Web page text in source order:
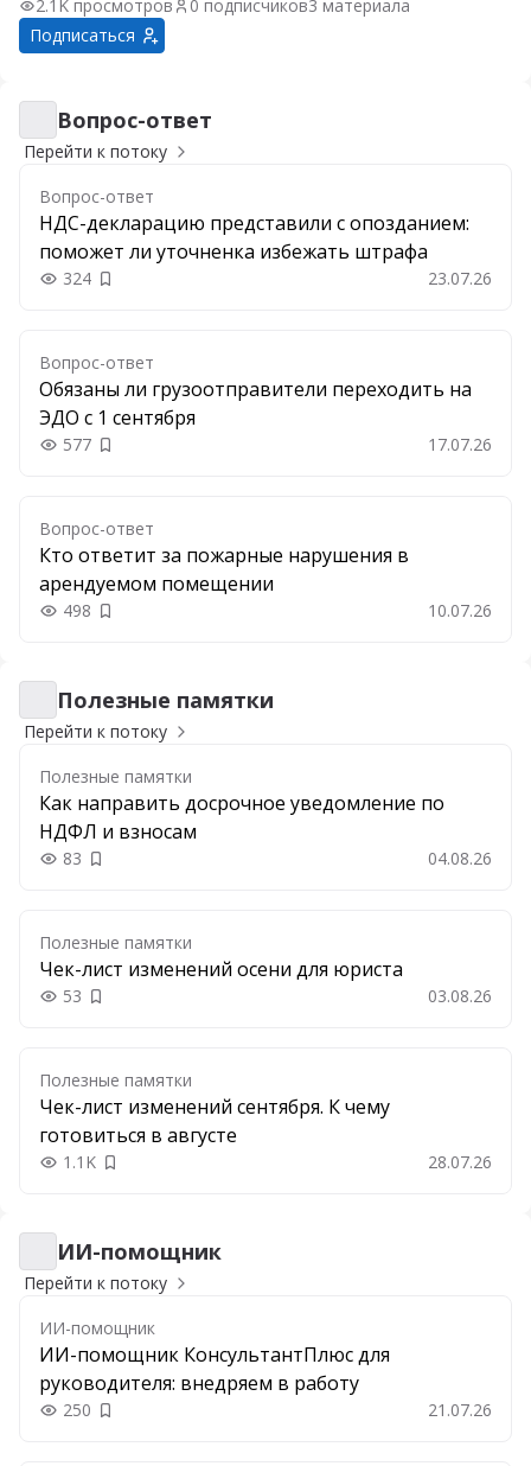
2.1K просмотров 0 подписчиков3 материала
Подписаться
Вопрос-ответ
Вопрос-ответ
Перейти к потоку
Вопрос-ответ
НДС-декларацию представили с опозданием:
поможет ли уточненка избежать штрафа
324 Добавить в закладки 23.07.26
Вопрос-ответ
Обязаны ли грузоотправители переходить на
ЭДО с 1 сентября
577 Добавить в закладки 17.07.26
Вопрос-ответ
Кто ответит за пожарные нарушения в
арендуемом помещении
498 Добавить в закладки 10.07.26
Полезные памятки
Полезные памятки
Перейти к потоку
Полезные памятки
Как направить досрочное уведомление по
НДФЛ и взносам
83 Добавить в закладки 04.08.26
Полезные памятки
Чек-лист изменений осени для юриста
53 Добавить в закладки 03.08.26
Полезные памятки
Чек-лист изменений сентября. К чему
готовиться в августе
1.1K Добавить в закладки 28.07.26
ИИ-помощник
ИИ-помощник
Перейти к потоку
ИИ-помощник
ИИ-помощник КонсультантПлюс для
руководителя: внедряем в работу
250 Добавить в закладки 21.07.26